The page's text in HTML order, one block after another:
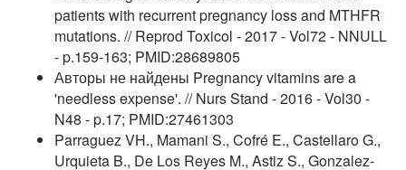
patients with recurrent pregnancy loss and MTHFR
mutations. // Reprod Toxicol - 2017 - Vol72 - NNULL
- p.159-163; PMID:28689805
Авторы не найдены Pregnancy vitamins are a
'needless expense'. // Nurs Stand - 2016 - Vol30 -
N48 - p.17; PMID:27461303
Parraguez VH., Mamani S., Cofré E., Castellaro G.,
Urquieta B., De Los Reyes M., Astiz S., Gonzalez-